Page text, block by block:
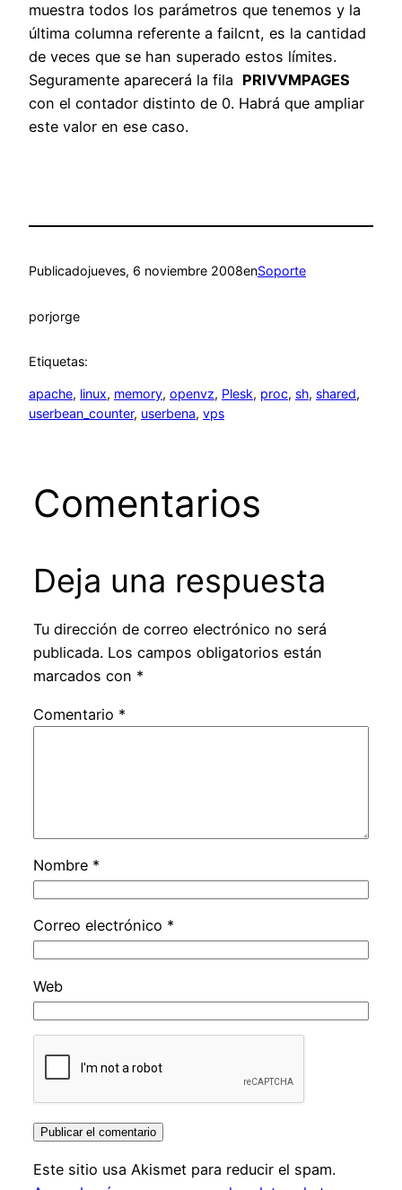
muestra todos los parámetros que tenemos y la
última columna referente a failcnt, es la cantidad
de veces que se han superado estos límites.
Seguramente aparecerá la fila PRIVVMPAGES
con el contador distinto de 0. Habrá que ampliar
este valor en ese caso.
Publicadojueves, 6 noviembre 2008enSoporte
porjorge
Etiquetas:
apache, linux, memory, openvz, Plesk, proc, sh, shared
userbean_counter, userbena, vps
Comentarios
Deja una respuesta
Tu dirección de correo electrónico no será
publicada. Los campos obligatorios están
marcados con *
Comentario *
Nombre *
Correo electrónico *
Web
Este sitio usa Akismet para reducir el spam.